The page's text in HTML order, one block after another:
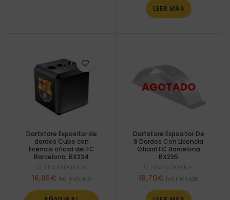
LEER MÁS
Dartstore Expositor de
dardos Cube con
licencia oficial del FC
Barcelona. BX234
0 Stand Dardos
16,95€ Iva incluido
Dartstore Expositor De
9 Dardos Con Licencia
Oficial FC Barcelona
BX235
0 Stand Dardos
18,70€ Iva incluido